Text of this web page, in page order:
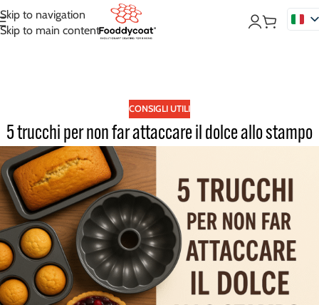
Skip to navigation
Skip to main content
CONSIGLI UTILI
5 trucchi per non far attaccare il dolce allo stampo